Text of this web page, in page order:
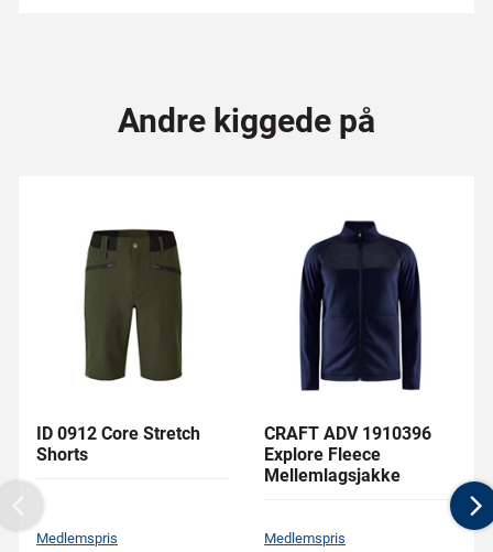
Andre kiggede på
ID 0912 Core Stretch
Shorts
Medlemspris
CRAFT ADV 1910396
Explore Fleece
Mellemlagsjakke
Medlemspris
Previous